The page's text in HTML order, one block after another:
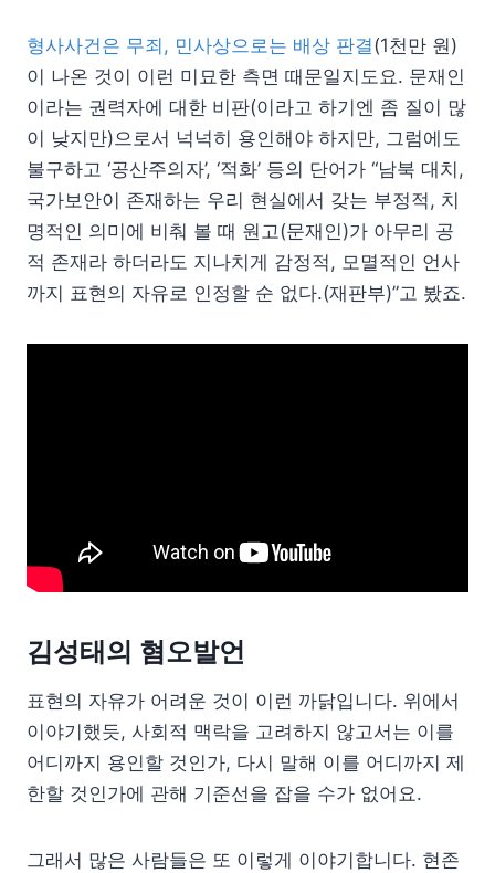
형사사건은 무죄, 민사상으로는 배상 판결 (1천만 원)
이 나온 것이 이런 미묘한 측면 때문일지도요. 문재인
이라는 권력자에 대한 비판(이라고 하기엔 좀 질이 많
이 낮지만)으로서 넉넉히 용인해야 하지만, 그럼에도
불구하고 ‘공산주의자’, ‘적화’ 등의 단어가 “남북 대치,
국가보안이 존재하는 우리 현실에서 갖는 부정적, 치
명적인 의미에 비춰 볼 때 원고(문재인)가 아무리 공
적 존재라 하더라도 지나치게 감정적, 모멸적인 언사
까지 표현의 자유로 인정할 순 없다.(재판부)”고 봤죠.
김성태의 혐오발언
표현의 자유가 어려운 것이 이런 까닭입니다. 위에서
이야기했듯, 사회적 맥락을 고려하지 않고서는 이를
어디까지 용인할 것인가, 다시 말해 이를 어디까지 제
한할 것인가에 관해 기준선을 잡을 수가 없어요.
그래서 많은 사람들은 또 이렇게 이야기합니다. 현존